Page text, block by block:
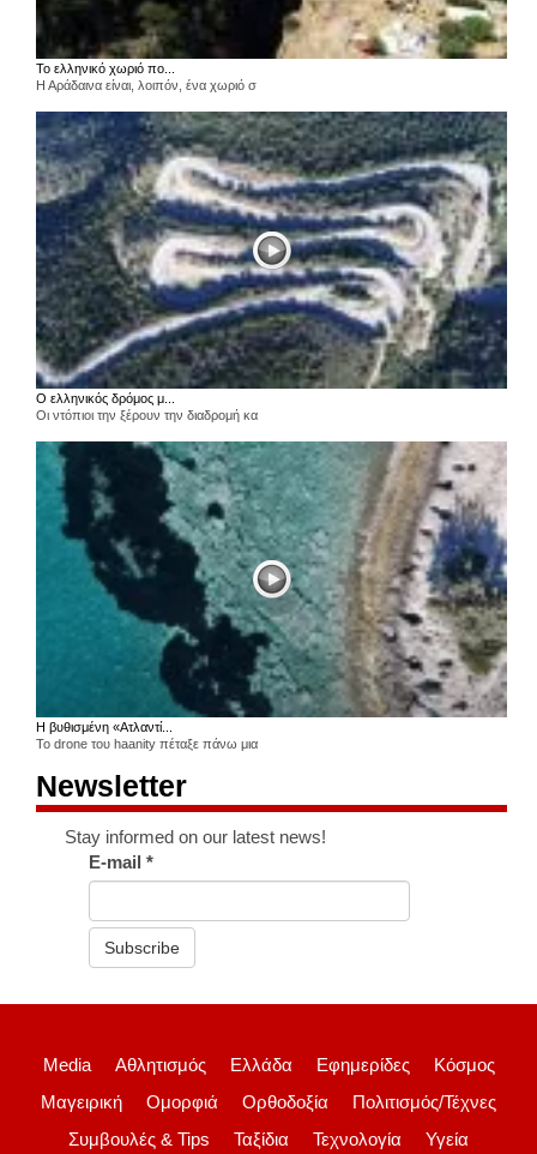
Το ελληνικό χωριό πο...
Η Αράδαινα είναι, λοιπόν, ένα χωριό σ
Ο ελληνικός δρόμος μ...
Οι ντόπιοι την ξέρουν την διαδρομή κα
Η βυθισμένη «Ατλαντί...
Το drone του haanity πέταξε πάνω μια
Newsletter
Stay informed on our latest news!
E-mail*
Subscribe
Media Αθλητισμός Ελλάδα Εφημερίδες
Κόσμος
Μαγειρική
Ομορφιά Ορθοδοξία
Πολιτισμός/Τέχνες
Συμβουλές & Tips
Ταξίδια Τεχνολογία Υγεία